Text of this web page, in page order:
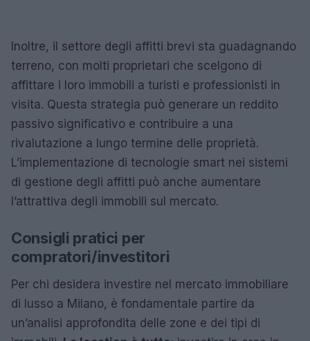
Inoltre, il settore degli affitti brevi sta guadagnando
terreno, con molti proprietari che scelgono di
affittare i loro immobili a turisti e professionisti in
visita. Questa strategia può generare un reddito
passivo significativo e contribuire a una
rivalutazione a lungo termine delle proprietà.
L’implementazione di tecnologie smart nei sistemi
di gestione degli affitti può anche aumentare
l’attrattiva degli immobili sul mercato.
Consigli pratici per
compratori/investitori
Per chi desidera investire nel mercato immobiliare
di lusso a Milano, è fondamentale partire da
un’analisi approfondita delle zone e dei tipi di